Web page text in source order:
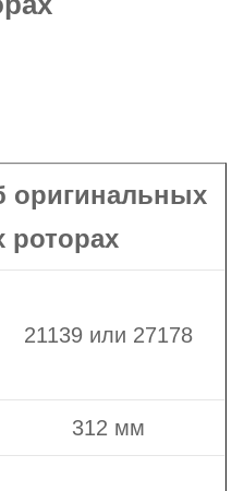
роторах
21139 или 27178
312 мм